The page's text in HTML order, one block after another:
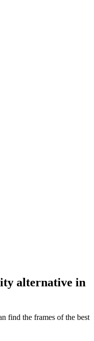
alternative in
find the frames of the best